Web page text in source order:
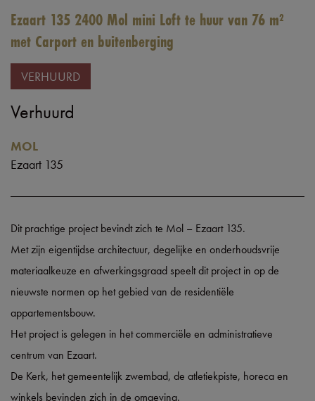
Ezaart 135 2400 Mol mini Loft te huur van 76 m²
met Carport en buitenberging
VERHUURD
Verhuurd
MOL
Ezaart 135
Dit prachtige project bevindt zich te Mol – Ezaart 135.
Met zijn eigentijdse architectuur, degelijke en onderhoudsvrije
materiaalkeuze en afwerkingsgraad speelt dit project in op de
nieuwste normen op het gebied van de residentiële
appartementsbouw.
Het project is gelegen in het commerciële en administratieve
centrum van Ezaart.
De Kerk, het gemeentelijk zwembad, de atletiekpiste, horeca en
winkels bevinden zich in de omgeving.